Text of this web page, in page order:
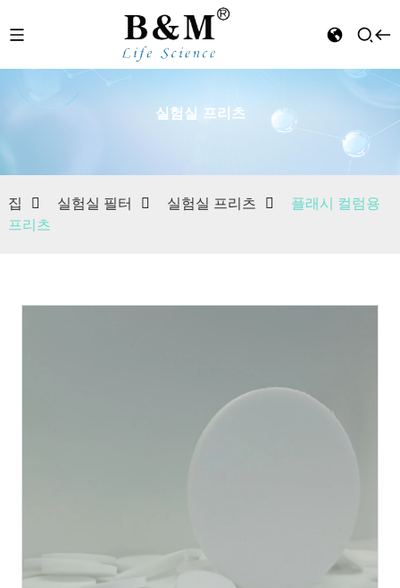
실험실 프리츠
집 실험실 필터 실험실 프리츠
플래시 컬럼용
프리츠